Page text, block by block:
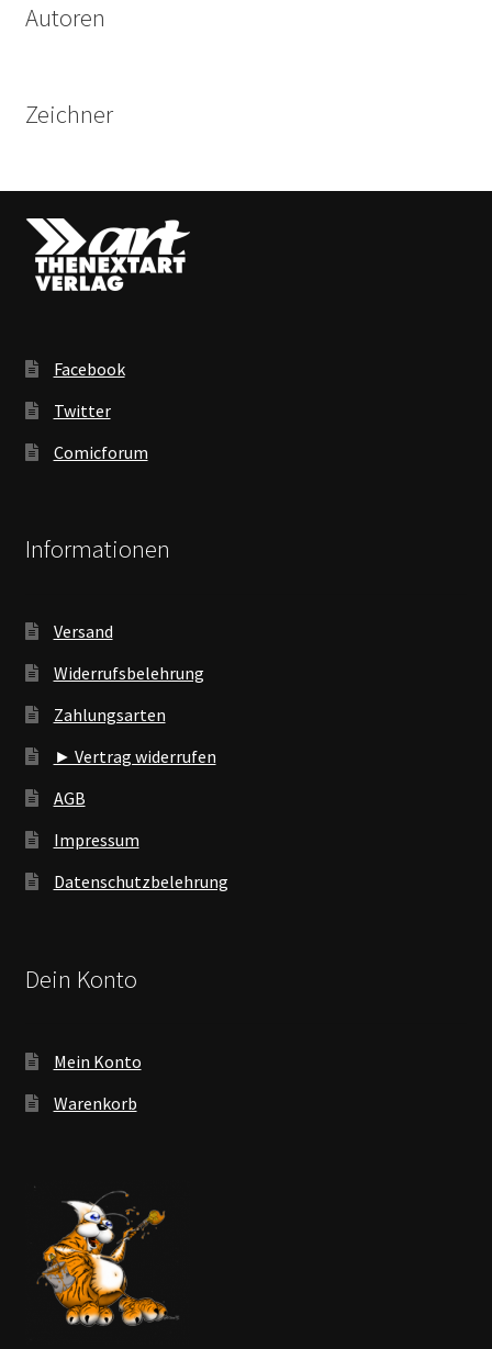
Autoren
Zeichner
Facebook
Twitter
Comicforum
Informationen
Versand
Widerrufsbelehrung
Zahlungsarten
► Vertrag widerrufen
AGB
Impressum
Datenschutzbelehrung
Dein Konto
Mein Konto
Warenkorb